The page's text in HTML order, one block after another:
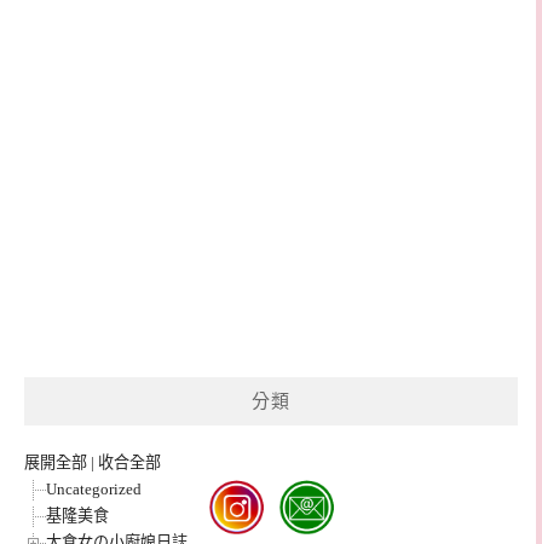
分類
展開全部 | 收合全部
Uncategorized
基隆美食